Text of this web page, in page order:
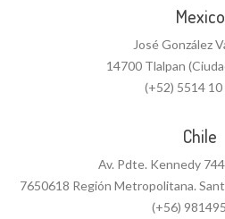
Mexico
José González
14700 Tlalpan
(+52) 5514 10
Chile
Av. Pdte. Kennedy
7650618 Región Metropolitana.
(+56)